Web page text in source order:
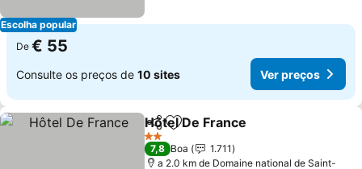
Escolha popular
De € 55
Consulte os preços de 10 sites Ver preços
PartilharAdicionar aos favoritos
Hôtel De France
2 Estrelas
7,8 Boa
1.711
a 2.0 km de Domaine national de Saint-